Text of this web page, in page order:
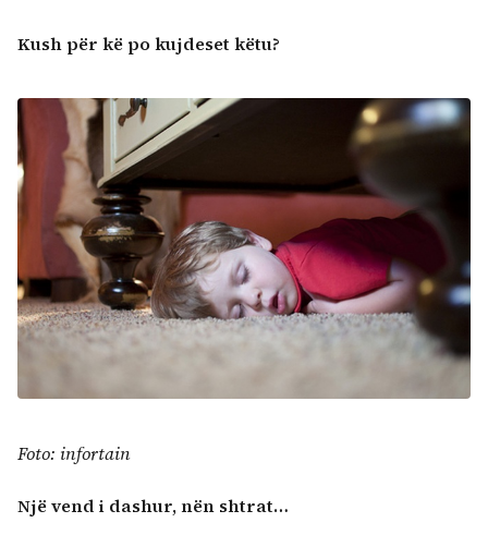
Kush për kë po kujdeset këtu?
Foto: infortain
Një vend i dashur, nën shtrat…